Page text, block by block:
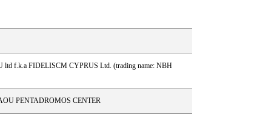
ltd f.k.a FIDELISCM CYPRUS Ltd. (trading name: NBH
PENTADROMOS CENTER